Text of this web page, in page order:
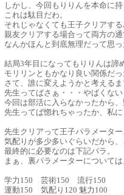
しかし、今回もりりんを本命に
これは駄目だわ。
それじゃなくても王子クリアす
親友クリアする場合って両方の
なんかほんと到底無理だって思
結局3年目になってもりりんは諦
モリリンともかなり良い関係だ
さて、誰に変えようかと考える
先生ってばさぁ・・・やばくな
今回は部活に入らなかったから
先生ってば惚れちゃったか、私に
先生クリアって王子パラメーター
気配りが多少多いぐらいだから
最終的に必要なのは下記パラ。
まぁ、裏パラメーターについて
学力150 芸術150 流行150
運動150 気配り120 魅力100